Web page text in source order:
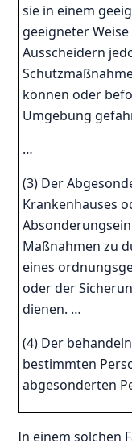
sie in einem
geeigneter
Ausscheidern
können oder
Umgebung
…
(3) Der
Krankenhauses
Maßnahmen zu
eines
oder der
dienen. …
(4) Der
bestimmten
abgesonderten
In einem solchen